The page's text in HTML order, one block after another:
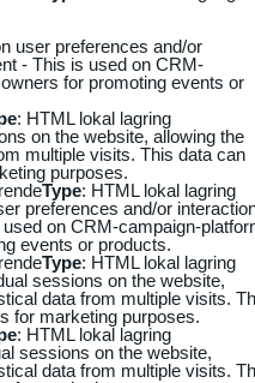
user preferences and/or
- This is used on CRM-
for promoting events or
: HTML lokal lagring
on the website, allowing the
multiple visits. This data can
purposes.
Type: HTML lokal lagring
preferences and/or
on CRM-campaign-
events or products.
Type: HTML lokal lagring
sessions on the website,
data from multiple visits.
for marketing purposes.
: HTML lokal lagring
sessions on the website,
data from multiple visits.